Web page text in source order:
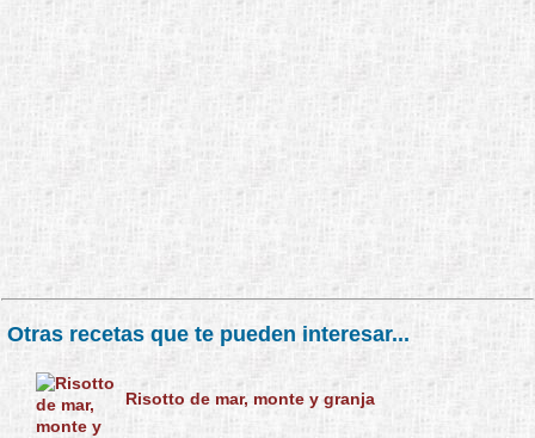
Otras recetas que te pueden interesar...
Risotto de mar, monte y granja